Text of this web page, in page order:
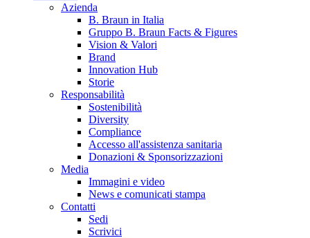
Catalogo prodotti
Trova il prodotto che stai cercando. Visita il catalogo B. Braun
Azienda
B. Braun in Italia
Gruppo B. Braun Facts & Figures
Vision & Valori
Brand
Innovation Hub
Storie
Responsabilità
Sostenibilità
Diversity
Compliance
Accesso all'assistenza sanitaria
Donazioni & Sponsorizzazioni
Media
Immagini e video
News e comunicati stampa
Contatti
Sedi
Scrivici